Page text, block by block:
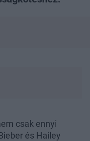
csak ennyi
és Hailey